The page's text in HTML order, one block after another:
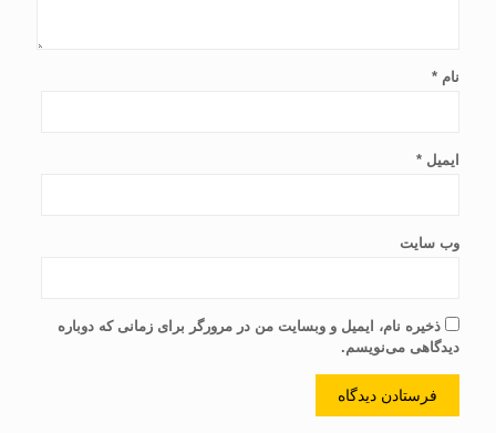
نام *
ایمیل *
وب‌ سایت
ذخیره نام، ایمیل و وبسایت من در مرورگر برای زمانی که دوباره
دیدگاهی می‌نویسم.